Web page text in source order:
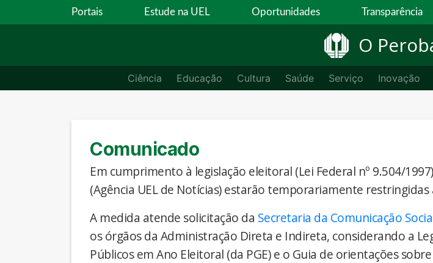
Portais Estude na UEL Oportunidades Transparência
O
Ciência Educação Cultura Saúde Serviço Inovação
Comunicado
Em cumprimento à legislação eleitoral (Lei Federal nº 9.504/
(Agência UEL de Notícias) estarão temporariamente
A medida atende solicitação da Secretaria da Comunicação
os órgãos da Administração Direta e Indireta, considerando a
Públicos em Ano Eleitoral (da PGE) e o Guia de orientações